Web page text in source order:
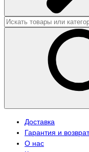
Доставка
Гарантия и возврат
О нас